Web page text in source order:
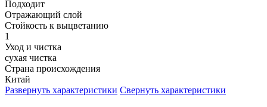
Подходит
Отражающий слой
Стойкость к выцветанию
1
Уход и чистка
сухая чистка
Страна происхождения
Китай
Развернуть характеристики Свернуть характеристики